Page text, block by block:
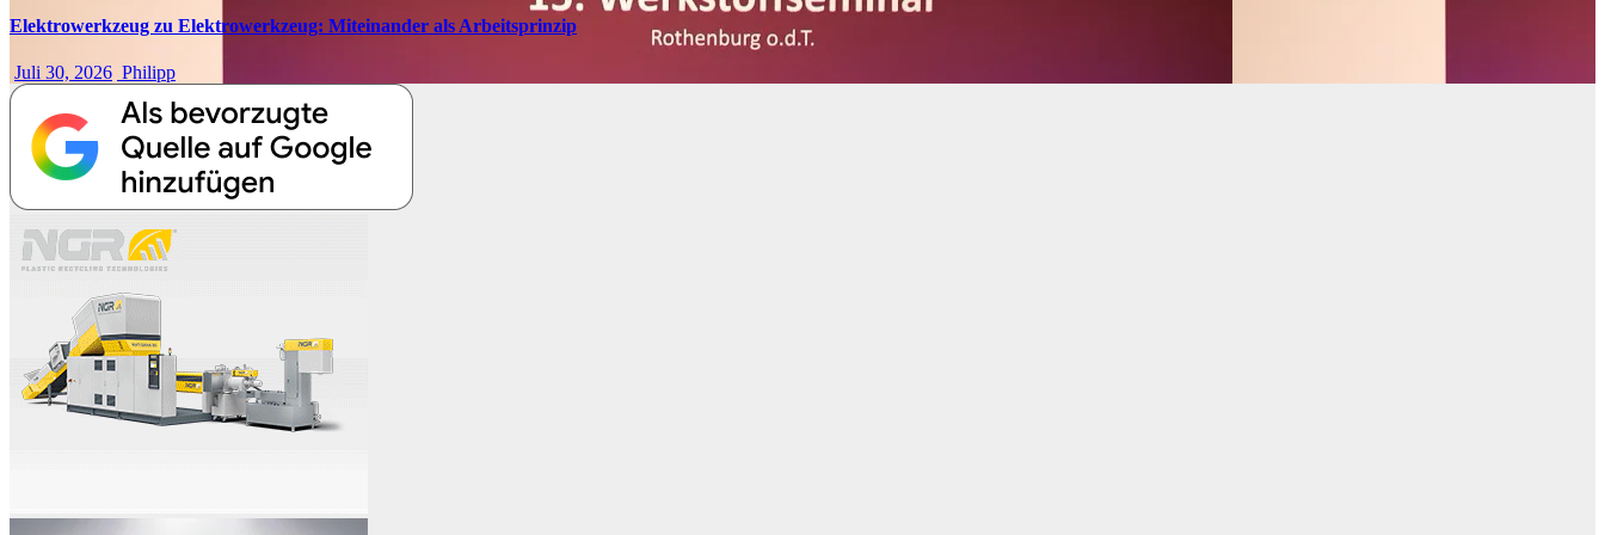
Elektrowerkzeug zu Elektrowerkzeug: Miteinander als Arbeitsprinzip
Juli 30, 2026 Philipp